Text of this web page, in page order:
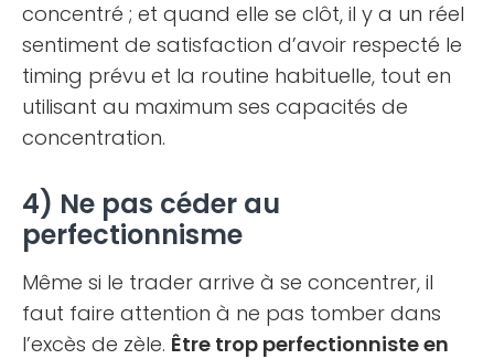
concentré ; et quand elle se clôt, il y a un réel
sentiment de satisfaction d’avoir respecté le
timing prévu et la routine habituelle, tout en
utilisant au maximum ses capacités de
concentration.
4) Ne pas céder au
perfectionnisme
Même si le trader arrive à se concentrer, il
faut faire attention à ne pas tomber dans
l’excès de zèle. Être trop perfectionniste en